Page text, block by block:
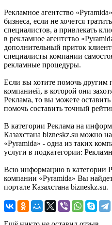
Рекламное агентство
бизнеса, если не хочется
специалистов, а привлекать
в рекламное агентство
дополнительный приток
специалисты компании
рекламные процедуры.
Если вы хотите помочь другим
компанией, в которой они
Реклама, то вы можете
помочь составить точный
В категории Реклама на
Казахстана bizneskz.su можно
«Pyramida» - одна из таких
услуги в подкатегории:
Всю информацию в категории
компании «Pyramida» Вы
портале Казахстана bizneskz.su.